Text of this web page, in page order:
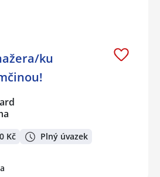
ku
Kč Plný úvazek